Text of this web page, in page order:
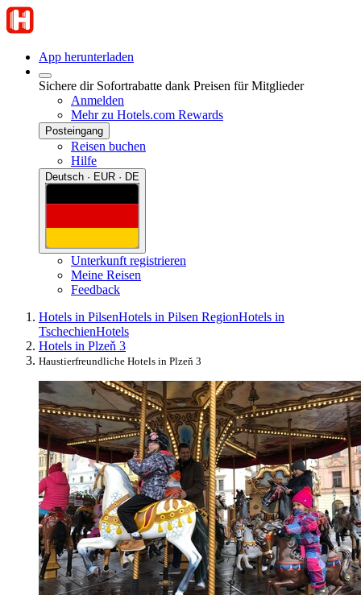
App herunterladen
Sichere dir Sofortrabatte dank Preisen für Mitglieder
Anmelden
Mehr zu Hotels.com Rewards
Posteingang
Reisen buchen
Hilfe
Deutsch · EUR · DE
Unterkunft registrieren
Meine Reisen
Feedback
Hotels in PilsenHotels in Pilsen RegionHotels in
TschechienHotels
Hotels in Plzeň 3
Haustierfreundliche Hotels in Plzeň 3